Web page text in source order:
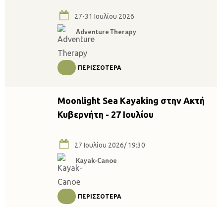
27-31 Ιουλίου 2026
Adventure Therapy
ΠΕΡΙΣΣΌΤΕΡΑ
Moonlight Sea Kayaking στην Ακτή
Κυβερνήτη - 27 Ιουλίου
27 Ιουλίου 2026/ 19:30
Kayak-Canoe
ΠΕΡΙΣΣΌΤΕΡΑ